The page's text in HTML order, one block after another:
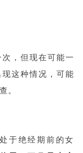
，但现在可能一
这种情况，可能
。
于绝经期前的女